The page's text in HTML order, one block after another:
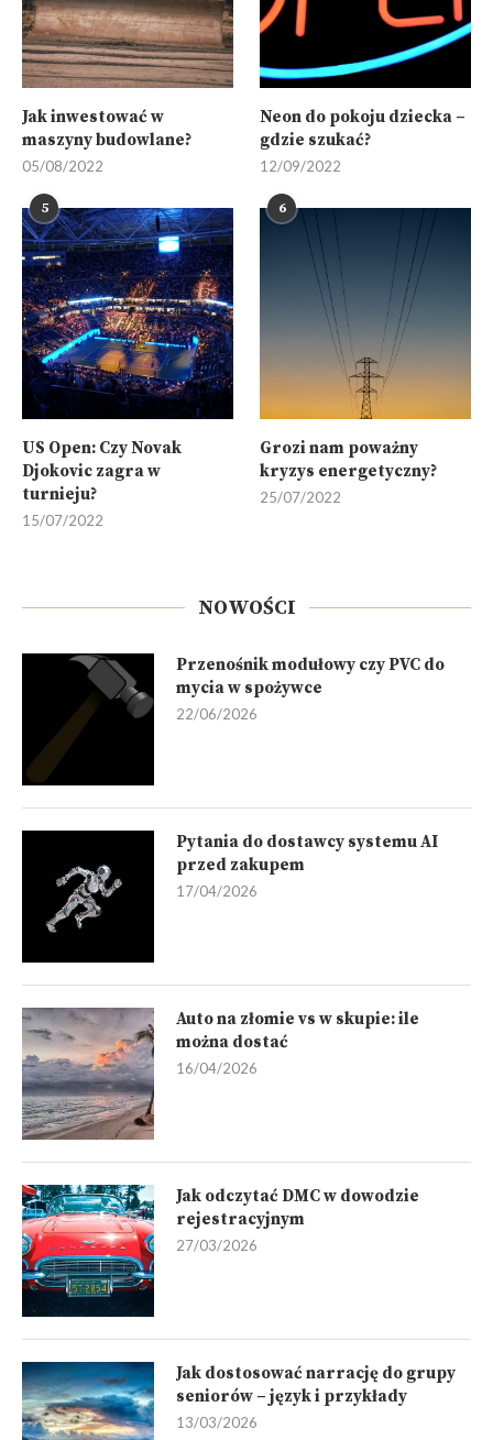
Jak inwestować w
maszyny budowlane?
05/08/2022
Neon do pokoju dziecka –
gdzie szukać?
12/09/2022
5
US Open: Czy Novak
Djokovic zagra w
turnieju?
15/07/2022
6
Grozi nam poważny
kryzys energetyczny?
25/07/2022
NOWOŚCI
Przenośnik modułowy czy PVC do
mycia w spożywce
22/06/2026
Pytania do dostawcy systemu AI
przed zakupem
17/04/2026
Auto na złomie vs w skupie: ile
można dostać
16/04/2026
Jak odczytać DMC w dowodzie
rejestracyjnym
27/03/2026
Jak dostosować narrację do grupy
seniorów – język i przykłady
13/03/2026